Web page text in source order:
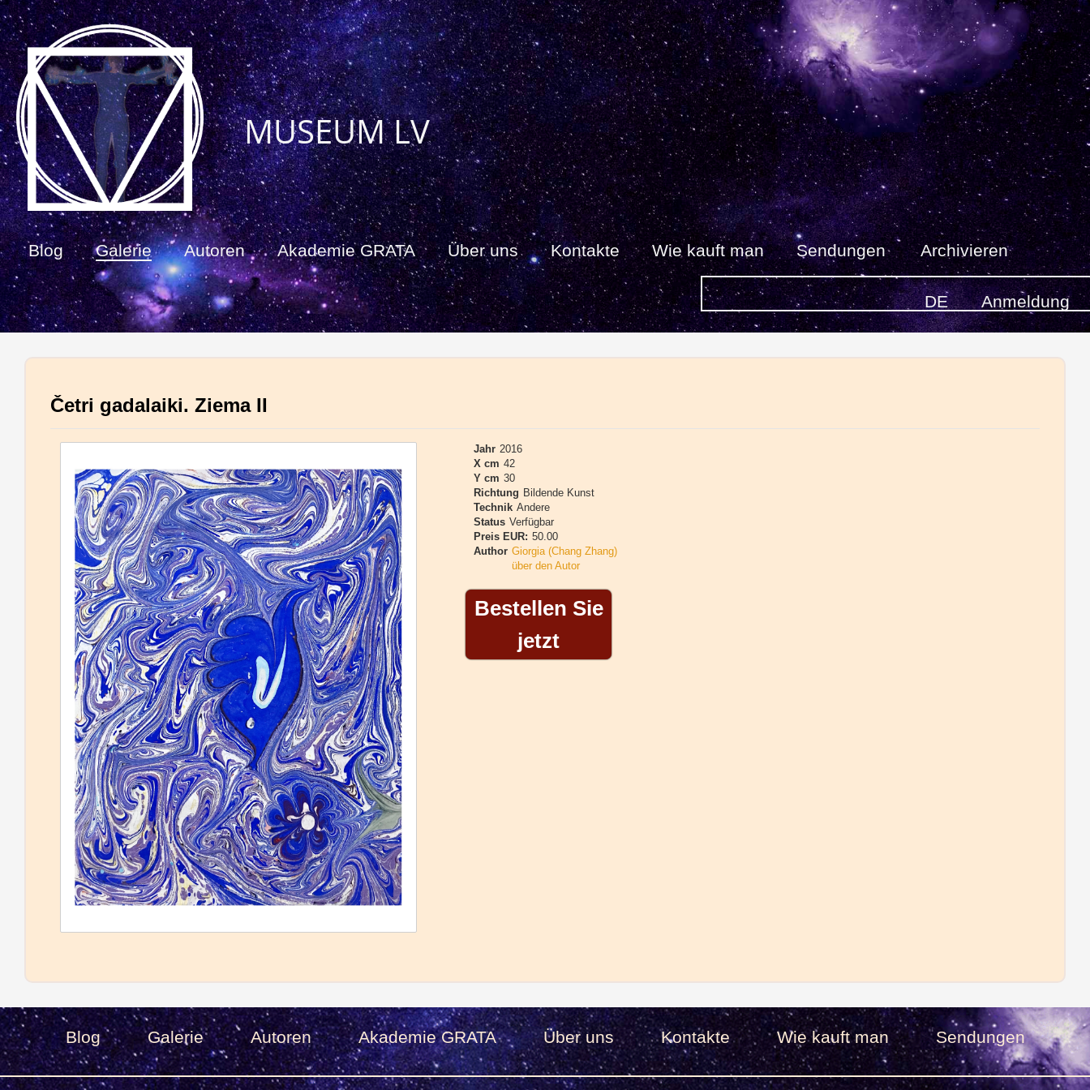
Blog Galerie Autoren Akademie GRATA Über uns Kontakte Wie kauft man Sendungen Archivieren
Anmeldung
DE
MUSEUM LV
Četri gadalaiki. Ziema II
Jahr 2016
X cm 42
Y cm 30
Richtung Bildende Kunst
Technik Andere
Status Verfügbar
Preis EUR: 50.00
Author Giorgia (Chang Zhang)
über den Autor
Bestellen Sie
jetzt
Blog Galerie Autoren Akademie GRATA Über uns Kontakte Wie kauft man Sendungen